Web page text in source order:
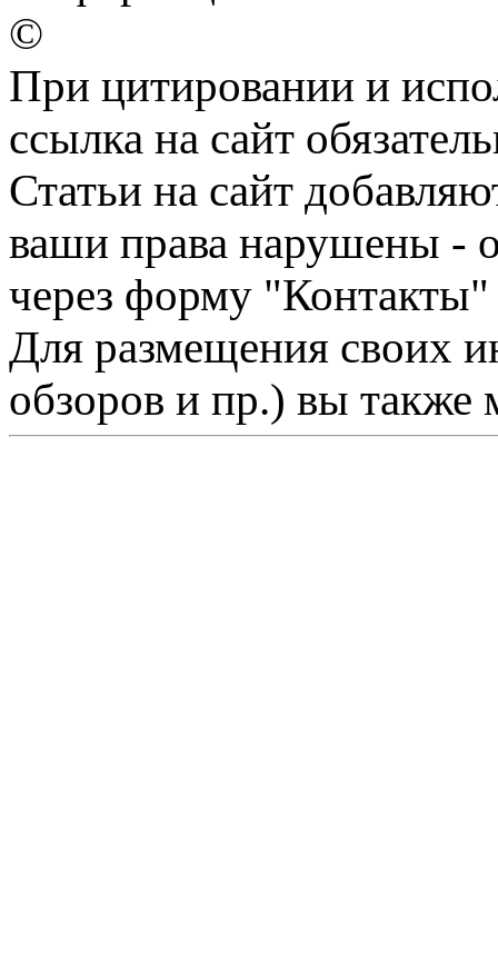
©
При цитировании и
ссылка на сайт
Статьи на сайт
ваши права нарушены -
через форму "Контакты"
Для размещения своих
обзоров и пр.) вы также